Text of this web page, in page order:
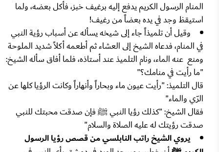
المنام الرسول الكريم يدفع إليه برغيف خبز، فأكل بعضه، ولما
استيقظ وجد في يده بعضاً من رغيف!
وقيل أن تلميذاً جاء إلى شيخه يسأله عن أسباب رؤية النبي
في المنام، فدعاه الشيخ إلى العشاء ثم أطعمه أكلاً شديد الملوحة
ومنع عنه الماء، ونام التلميذ عند أستاذه، فلما أفاق سأله الشيخ:
"ما رأيت في منامك؟"
قال التلميذ: "رأيت عيون ماء وبحاراً وأنهاراً وكانت الرؤيا كلها عن
الرّي والماء"
فقال الشيخ: "كذلك رؤيا النبي ﷺ فإن صدقت محبتك للنبي
صدقت رؤيتك له عليه الصلاة والسلام"
يروي الشيخ راتب النابلسي من قصص رؤيا الرسول